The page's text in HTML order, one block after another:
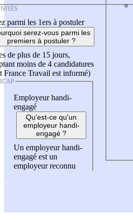
parmi les 1ers à postuler
serez-vous parmi les
premiers à postuler ?
de plus de 15 jours,
moins de 4 candidatures
France Travail est informé)
Employeur handi-
engagé
Qu'est-ce qu'un
employeur handi-
engagé ?
Un employeur handi-
engagé est un
employeur reconnu